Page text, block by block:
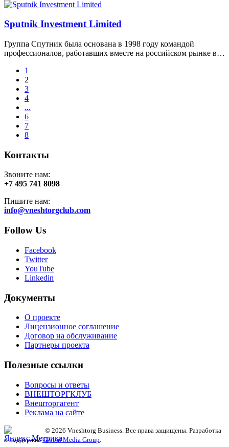
Sputnik Investment Limited
Группа Спутник была основана в 1998 году командой
профессионалов, работавших вместе на российском рынке в…
1
2
3
4
...
6
7
8
Контакты
Звоните нам:
+7 495 741 8098
Пишите нам:
info@vneshtorgclub.com
Follow Us
Facebook
Twitter
YouTube
Linkedin
Документы
О проекте
Лицензионное соглашение
Договор на обслуживание
Партнеры проекта
Полезные ссылки
Вопросы и ответы
ВНЕШТОРГКЛУБ
Внешторгагент
Реклама на сайте
© 2026 Vneshtorg Business. Все права защищены. Разработка
и поддержкаGlobal Media Group